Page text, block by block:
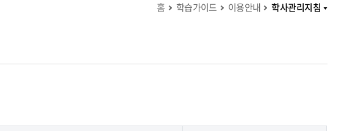
홈 학습가이드 이용안내 학사관리지침